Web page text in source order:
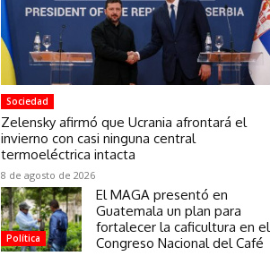
Sociedad
Zelensky afirmó que Ucrania afrontará el
invierno con casi ninguna central
termoeléctrica intacta
8 de agosto de 2026
Política
El MAGA presentó en
Guatemala un plan para
fortalecer la caficultura en el
Congreso Nacional del Café